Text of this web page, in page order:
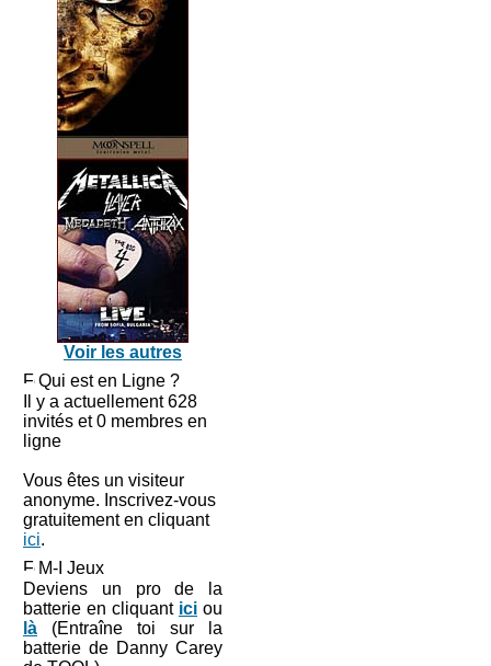
Voir les autres
Qui est en Ligne ?
Il y a actuellement 628
invités et 0 membres en
ligne
Vous êtes un visiteur
anonyme. Inscrivez-vous
gratuitement en cliquant
ici.
M-I Jeux
Deviens un pro de la
batterie en cliquant ici ou
là (Entraîne toi sur la
batterie de Danny Carey